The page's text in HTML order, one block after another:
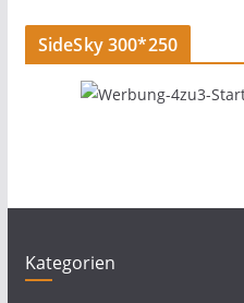
SideSky 300*250
Kategorien